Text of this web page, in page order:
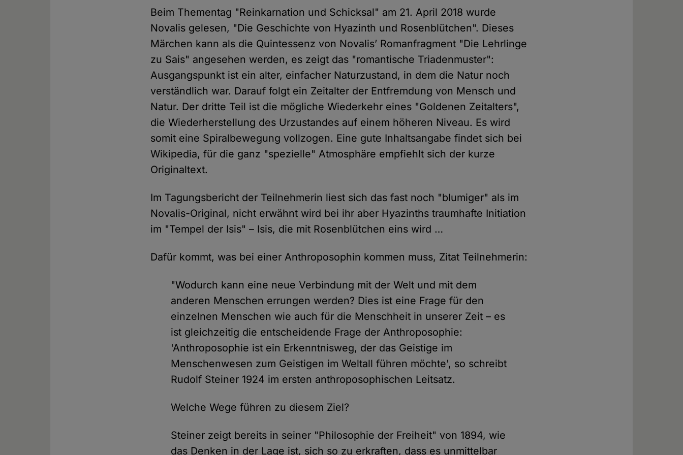
Beim Thementag "Reinkarnation und Schicksal" am 21. April 2018 wurde
Novalis gelesen, "Die Geschichte von Hyazinth und Rosenblütchen". Dieses
Märchen kann als die Quintessenz von Novalis’ Romanfragment "Die Lehrlinge
zu Sais" angesehen werden, es zeigt das "romantische Triadenmuster":
Ausgangspunkt ist ein alter, einfacher Naturzustand, in dem die Natur noch
verständlich war. Darauf folgt ein Zeitalter der Entfremdung von Mensch und
Natur. Der dritte Teil ist die mögliche Wiederkehr eines "Goldenen Zeitalters",
die Wiederherstellung des Urzustandes auf einem höheren Niveau. Es wird
somit eine Spiralbewegung vollzogen. Eine gute Inhaltsangabe findet sich bei
Wikipedia, für die ganz "spezielle" Atmosphäre empfiehlt sich der kurze
Originaltext.
Im Tagungsbericht der Teilnehmerin liest sich das fast noch "blumiger" als im
Novalis-Original, nicht erwähnt wird bei ihr aber Hyazinths traumhafte Initiation
im "Tempel der Isis" – Isis, die mit Rosenblütchen eins wird …
Dafür kommt, was bei einer Anthroposophin kommen muss, Zitat Teilnehmerin:
"Wodurch kann eine neue Verbindung mit der Welt und mit dem
anderen Menschen errungen werden? Dies ist eine Frage für den
einzelnen Menschen wie auch für die Menschheit in unserer Zeit – es
ist gleichzeitig die entscheidende Frage der Anthroposophie:
'Anthroposophie ist ein Erkenntnisweg, der das Geistige im
Menschenwesen zum Geistigen im Weltall führen möchte', so schreibt
Rudolf Steiner 1924 im ersten anthroposophischen Leitsatz.
Welche Wege führen zu diesem Ziel?
Steiner zeigt bereits in seiner "Philosophie der Freiheit" von 1894, wie
das Denken in der Lage ist, sich so zu erkraften, dass es unmittelbar